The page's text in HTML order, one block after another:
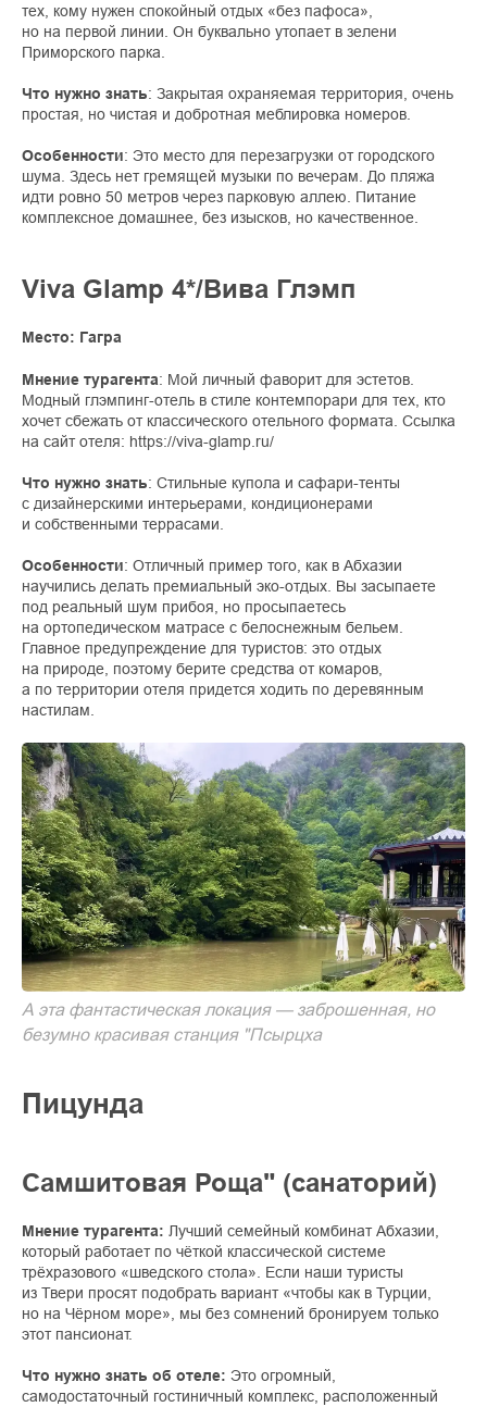
тех, кому нужен спокойный отдых «без пафоса»,
но на первой линии. Он буквально утопает в зелени
Приморского парка.
Что нужно знать: Закрытая охраняемая территория, очень
простая, но чистая и добротная меблировка номеров.
Особенности: Это место для перезагрузки от городского
шума. Здесь нет гремящей музыки по вечерам. До пляжа
идти ровно 50 метров через парковую аллею. Питание
комплексное домашнее, без изысков, но качественное.
Viva Glamp 4*/Вива Глэмп
Место: Гагра
Мнение турагента: Мой личный фаворит для эстетов.
Модный глэмпинг-отель в стиле контемпорари для тех, кто
хочет сбежать от классического отельного формата. Ссылка
на сайт отеля: https://viva-glamp.ru/
Что нужно знать: Стильные купола и сафари-тенты
с дизайнерскими интерьерами, кондиционерами
и собственными террасами.
Особенности: Отличный пример того, как в Абхазии
научились делать премиальный эко-отдых. Вы засыпаете
под реальный шум прибоя, но просыпаетесь
на ортопедическом матрасе с белоснежным бельем.
Главное предупреждение для туристов: это отдых
на природе, поэтому берите средства от комаров,
а по территории отеля придется ходить по деревянным
настилам.
А эта фантастическая локация — заброшенная, но
безумно красивая станция "Псырцха
Пицунда
Самшитовая Роща" (санаторий)
Мнение турагента: Лучший семейный комбинат Абхазии,
который работает по чёткой классической системе
трёхразового «шведского стола». Если наши туристы
из Твери просят подобрать вариант «чтобы как в Турции,
но на Чёрном море», мы без сомнений бронируем только
этот пансионат.
Что нужно знать об отеле: Это огромный,
самодостаточный гостиничный комплекс, расположенный